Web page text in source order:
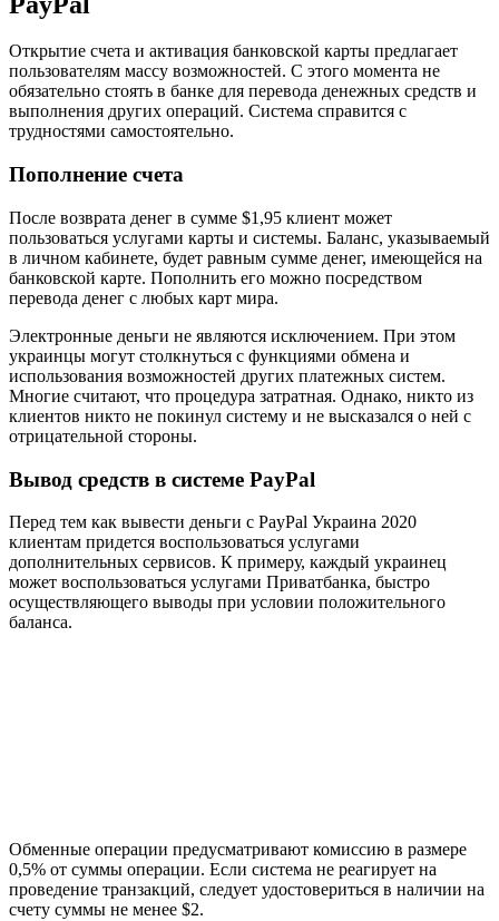
Открытие счета и активация банковской карты предлагает
пользователям массу возможностей. С этого момента не
обязательно стоять в банке для перевода денежных средств и
выполнения других операций. Система справится с
трудностями самостоятельно.
Пополнение счета
После возврата денег в сумме $1,95 клиент может
пользоваться услугами карты и системы. Баланс, указываемый
в личном кабинете, будет равным сумме денег, имеющейся на
банковской карте. Пополнить его можно посредством
перевода денег с любых карт мира.
Электронные деньги не являются исключением. При этом
украинцы могут столкнуться с функциями обмена и
использования возможностей других платежных систем.
Многие считают, что процедура затратная. Однако, никто из
клиентов никто не покинул систему и не высказался о ней с
отрицательной стороны.
Вывод средств в системе PayPal
Перед тем как вывести деньги с PayPal Украина 2020
клиентам придется воспользоваться услугами
дополнительных сервисов. К примеру, каждый украинец
может воспользоваться услугами Приватбанка, быстро
осуществляющего выводы при условии положительного
баланса.
Обменные операции предусматривают комиссию в размере
0,5% от суммы операции. Если система не реагирует на
проведение транзакций, следует удостовериться в наличии на
счету суммы не менее $2.